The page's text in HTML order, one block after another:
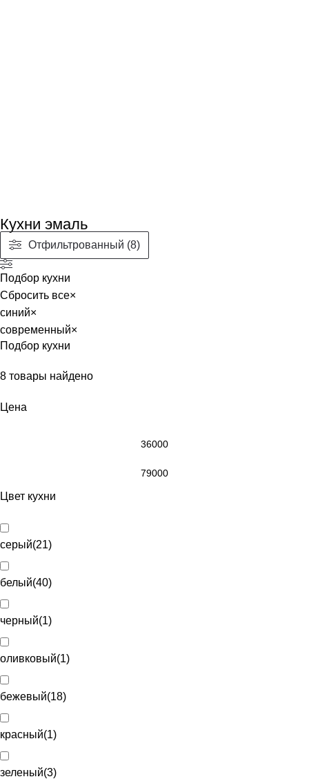
Кухни эмаль
Отфильтрованный (8)
Подбор кухни
Сбросить все×
синий×
современный×
Подбор кухни
8 товары найдено
Цена
Цвет кухни
серый(21)
белый(40)
черный(1)
оливковый(1)
бежевый(18)
красный(1)
зеленый(3)